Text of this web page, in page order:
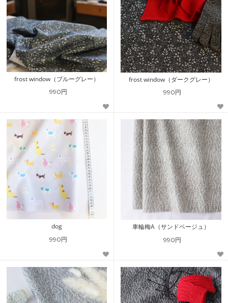
frost window（ブルーグレー）
990円
frost window（ダークグレー）
990円
dog
990円
車輪梅A（サンドベージュ）
990円